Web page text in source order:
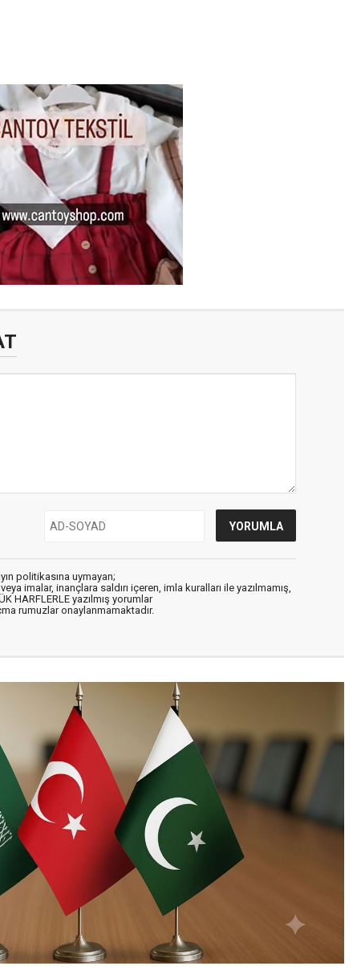
politikasına uymayan;
imalar, inançlara saldırı içeren, imla kuralları ile yazılmamış,
HARFLERLE yazılmış yorumlar
rumuzlar onaylanmamaktadır.